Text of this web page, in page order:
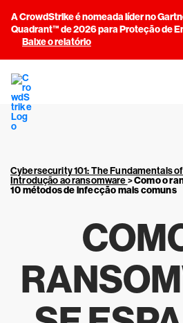
A CrowdStrike é nomeada líder no
Quadrant™ de 2026 para Proteção de
Baixe o relatório
Cybersecurity 101: The Fundamentals
Introdução ao ransomware>Como o
10 métodos de infecção mais comuns